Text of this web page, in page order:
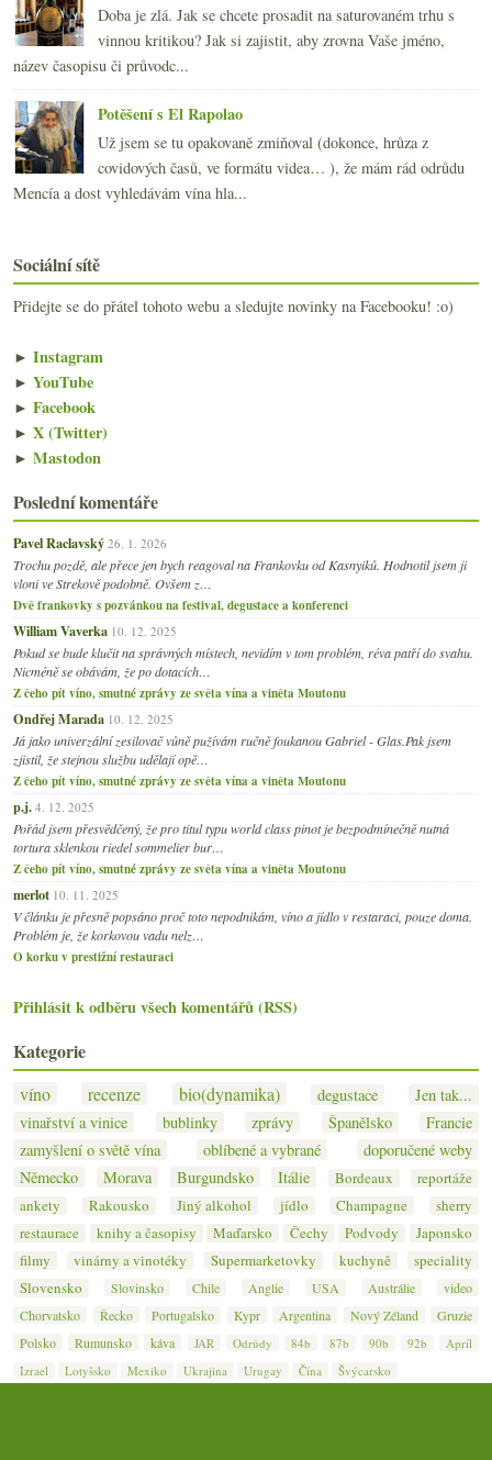
Doba je zlá. Jak se chcete prosadit na saturovaném trhu s
vinnou kritikou? Jak si zajistit, aby zrovna Vaše jméno,
název časopisu či průvodc...
Potěšení s El Rapolao
Už jsem se tu opakovaně zmiňoval (dokonce, hrůza z
covidových časů, ve formátu videa… ), že mám rád odrůdu
Mencía a dost vyhledávám vína hla...
Sociální sítě
Přidejte se do přátel tohoto webu a sledujte novinky na Facebooku! :o)
► Instagram
► YouTube
► Facebook
► X (Twitter)
► Mastodon
Poslední komentáře
Pavel Raclavský 26. 1. 2026
Trochu pozdě, ale přece jen bych reagoval na Frankovku od Kasnyiků. Hodnotil jsem ji
vloni ve Strekově podobně. Ovšem z…
Dvě frankovky s pozvánkou na festival, degustace a konferenci
William Vaverka 10. 12. 2025
Pokud se bude klučit na správných místech, nevidím v tom problém, réva patří do svahu.
Nicméně se obávám, že po dotacích…
Z čeho pít víno, smutné zprávy ze světa vína a viněta Moutonu
Ondřej Marada 10. 12. 2025
Já jako univerzální zesilovač vůně pužívám ručně foukanou Gabriel - Glas.Pak jsem
zjistil, že stejnou službu udělají opě…
Z čeho pít víno, smutné zprávy ze světa vína a viněta Moutonu
p.j. 4. 12. 2025
Pořád jsem přesvědčený, že pro titul typu world class pinot je bezpodmínečně nutná
tortura sklenkou riedel sommelier bur…
Z čeho pít víno, smutné zprávy ze světa vína a viněta Moutonu
merlot 10. 11. 2025
V článku je přesně popsáno proč toto nepodnikám, víno a jídlo v restaraci, pouze doma.
Problém je, že korkovou vadu nelz…
O korku v prestižní restauraci
Přihlásit k odběru všech komentářů (RSS)
Kategorie
víno recenze bio(dynamika) degustace
Jen tak...
vinařství a vinice
bublinky zprávy Španělsko
Francie
zamyšlení o světě vína
oblíbené a vybrané
doporučené weby
Německo
Morava Burgundsko Itálie Bordeaux
reportáže
ankety
Rakousko Jiný alkohol jídlo Champagne
sherry
restaurace
knihy a časopisy Maďarsko Čechy Podvody
Japonsko
filmy
vinárny a vinotéky Supermarketovky kuchyně
speciality
Slovensko
Slovinsko Chile Anglie USA Austrálie
video
Chorvatsko
Řecko Portugalsko Kypr Argentina Nový Zéland
Gruzie
Polsko
Rumunsko káva JAR Odrůdy 84b 87b 90b 92b
Apríl
Izrael
Lotyšsko Mexiko Ukrajina Urugay Čína Švýcarsko